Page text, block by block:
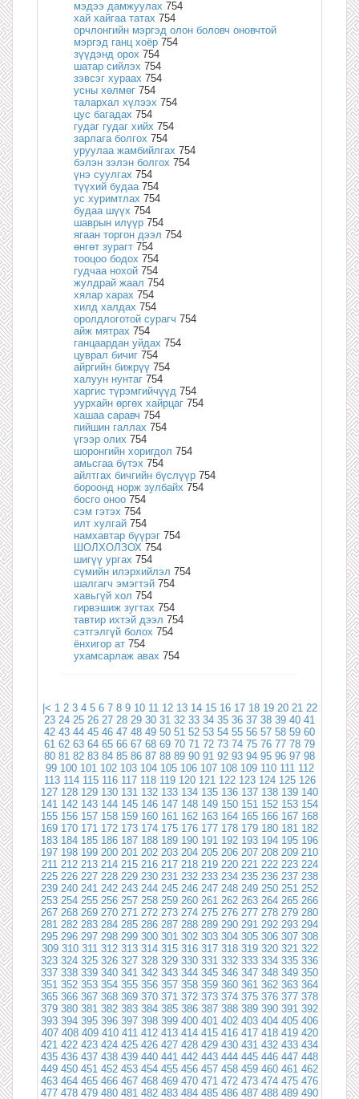
мэдээ дамжуулах 754
хай хайгаа татах 754
орчлонгийн мэргэд олон боловч оновчтой
мэргэд ганц хоёр 754
зүүдэнд орох 754
шатар сийлэх 754
зэвсэг хураах 754
усны хөлмөг 754
талархал хүлээх 754
цус багадах 754
гудаг гудаг хийх 754
зарлага болгох 754
уруулаа жамбийлгах 754
бэлэн зэлэн болгох 754
үнэ суулгах 754
түүхий будаа 754
ус хуримтлах 754
будаа шүүх 754
шаврын илүүр 754
ягаан торгон дээл 754
өнгөт зурагт 754
тооцоо бодох 754
гудчаа нохой 754
жулдрай жаал 754
хялар харах 754
хилд халдах 754
оролдлоготой сурагч 754
айж мятрах 754
ганцаардан уйдах 754
цуврал бичиг 754
айргийн бижрүү 754
халуун нунтаг 754
харгис түрэмгийчүүд 754
уурхайн өргөх хайрцаг 754
хашаа саравч 754
пийшин галлах 754
үгээр олих 754
шоронгийн хоригдол 754
амьсгаа бүтэх 754
айлтгах бичгийн бүслүүр 754
бороонд норж зулбайх 754
босго оноо 754
сэм гэтэх 754
илт хулгай 754
намхавтар бүүрэг 754
ШОЛХОЛЗОХ 754
шигүү ургах 754
сүмийн илэрхийлэл 754
шалгагч эмэгтэй 754
хавьгүй хол 754
гирвэшиж зугтах 754
тавтир ихтэй дээл 754
сэтгэлгүй болох 754
ёнхигор ат 754
ухамсарлаж авах 754
|< 1 2 3 4 5 6 7 8 9 10 11 12 13 14 15 16 17 18 19 20 21 22
23 24 25 26 27 28 29 30 31 32 33 34 35 36 37 38 39 40 41
42 43 44 45 46 47 48 49 50 51 52 53 54 55 56 57 58 59 60
61 62 63 64 65 66 67 68 69 70 71 72 73 74 75 76 77 78 79
80 81 82 83 84 85 86 87 88 89 90 91 92 93 94 95 96 97 98
99 100 101 102 103 104 105 106 107 108 109 110 111 112
113 114 115 116 117 118 119 120 121 122 123 124 125 126
127 128 129 130 131 132 133 134 135 136 137 138 139 140
141 142 143 144 145 146 147 148 149 150 151 152 153 154
155 156 157 158 159 160 161 162 163 164 165 166 167 168
169 170 171 172 173 174 175 176 177 178 179 180 181 182
183 184 185 186 187 188 189 190 191 192 193 194 195 196
197 198 199 200 201 202 203 204 205 206 207 208 209 210
211 212 213 214 215 216 217 218 219 220 221 222 223 224
225 226 227 228 229 230 231 232 233 234 235 236 237 238
239 240 241 242 243 244 245 246 247 248 249 250 251 252
253 254 255 256 257 258 259 260 261 262 263 264 265 266
267 268 269 270 271 272 273 274 275 276 277 278 279 280
281 282 283 284 285 286 287 288 289 290 291 292 293 294
295 296 297 298 299 300 301 302 303 304 305 306 307 308
309 310 311 312 313 314 315 316 317 318 319 320 321 322
323 324 325 326 327 328 329 330 331 332 333 334 335 336
337 338 339 340 341 342 343 344 345 346 347 348 349 350
351 352 353 354 355 356 357 358 359 360 361 362 363 364
365 366 367 368 369 370 371 372 373 374 375 376 377 378
379 380 381 382 383 384 385 386 387 388 389 390 391 392
393 394 395 396 397 398 399 400 401 402 403 404 405 406
407 408 409 410 411 412 413 414 415 416 417 418 419 420
421 422 423 424 425 426 427 428 429 430 431 432 433 434
435 436 437 438 439 440 441 442 443 444 445 446 447 448
449 450 451 452 453 454 455 456 457 458 459 460 461 462
463 464 465 466 467 468 469 470 471 472 473 474 475 476
477 478 479 480 481 482 483 484 485 486 487 488 489 490